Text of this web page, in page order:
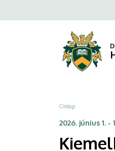
szerepeltek
Debreceni
a
Morzsa
Címlap
2026. június 1. -